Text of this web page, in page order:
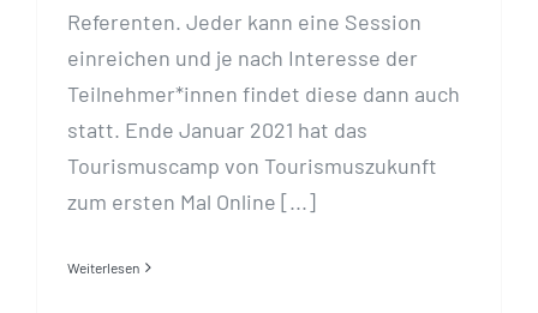
Referenten. Jeder kann eine Session
einreichen und je nach Interesse der
Teilnehmer*innen findet diese dann auch
statt. Ende Januar 2021 hat das
Tourismuscamp von Tourismuszukunft
zum ersten Mal Online [...]
Weiterlesen